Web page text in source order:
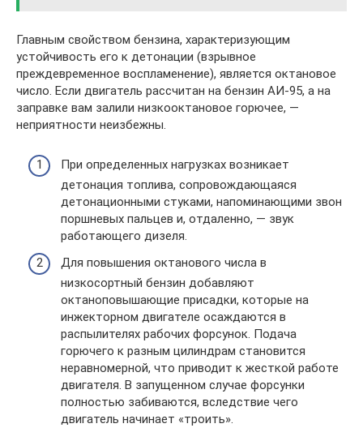
Главным свойством бензина, характеризующим
устойчивость его к детонации (взрывное
преждевременное воспламенение), является октановое
число. Если двигатель рассчитан на бензин АИ-95, а на
заправке вам залили низкооктановое горючее, —
неприятности неизбежны.
При определенных нагрузках возникает
детонация топлива, сопровождающаяся
детонационными стуками, напоминающими звон
поршневых пальцев и, отдаленно, — звук
работающего дизеля.
Для повышения октанового числа в
низкосортный бензин добавляют
октаноповышающие присадки, которые на
инжекторном двигателе осаждаются в
распылителях рабочих форсунок. Подача
горючего к разным цилиндрам становится
неравномерной, что приводит к жесткой работе
двигателя. В запущенном случае форсунки
полностью забиваются, вследствие чего
двигатель начинает «троить».